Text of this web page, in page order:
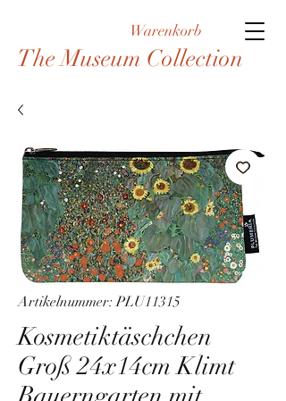
Warenkorb
The Museum Collection
Artikelnummer: PLU11315
Kosmetiktäschchen
Groß 24x14cm Klimt